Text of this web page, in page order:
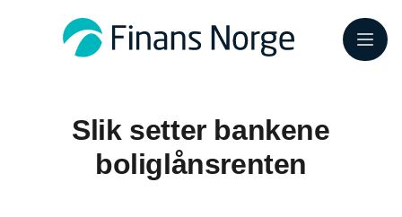
Meny
Slik setter bankene
boliglånsrenten